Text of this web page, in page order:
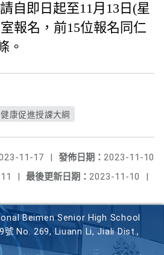
自即日起至11月13日(星
報名，前15位報名同仁
。
康促進授課大綱
發佈日期： 2023-11-10
11-17
|
最後更新日期： 2023-11-10 |
|
Beimen Senior High School
號 No. 269, Liuann Li, Jiali Dist.,